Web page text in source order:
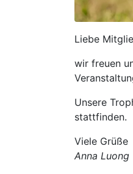
Liebe
wir freuen
Unsere
stattfinden.
Viele Grüße
Anna Luong